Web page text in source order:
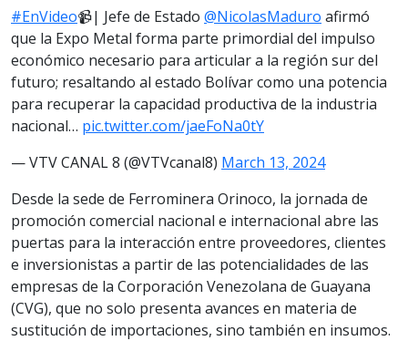
#EnVideo📹| Jefe de Estado @NicolasMaduro afirmó
que la Expo Metal forma parte primordial del impulso
económico necesario para articular a la región sur del
futuro; resaltando al estado Bolívar como una potencia
para recuperar la capacidad productiva de la industria
nacional… pic.twitter.com/jaeFoNa0tY
— VTV CANAL 8 (@VTVcanal8) March 13, 2024
Desde la sede de Ferrominera Orinoco, la jornada de
promoción comercial nacional e internacional abre las
puertas para la interacción entre proveedores, clientes
e inversionistas a partir de las potencialidades de las
empresas de la Corporación Venezolana de Guayana
(CVG), que no solo presenta avances en materia de
sustitución de importaciones, sino también en insumos.